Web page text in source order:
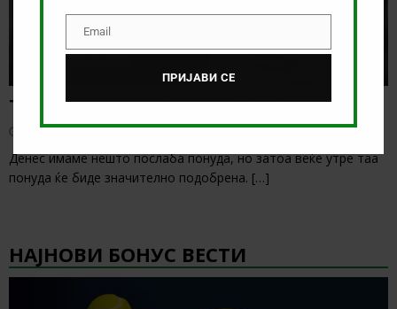
Тикет на денот (среда, 05.08.2026)
август 5, 2026
Денес имаме нешто послаба понуда, но затоа веќе утре таа
понуда ќе биде значително подобрена. […]
НАЈНОВИ БОНУС ВЕСТИ
EmailEmail
ПРИЈАВИ СЕ